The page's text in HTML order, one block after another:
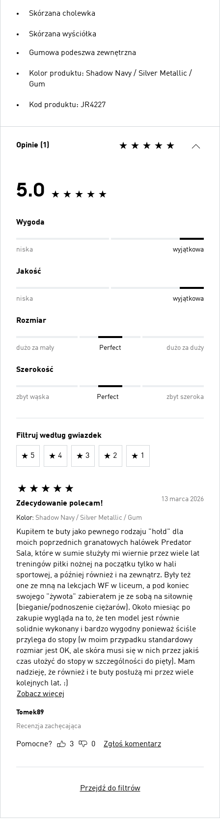
Skórzana cholewka
Skórzana wyściółka
Gumowa podeszwa zewnętrzna
Kolor produktu: Shadow Navy / Silver Metallic /
Gum
Kod produktu: JR4227
Opinie (1)
5.0
Wygoda
niska wyjątkowa
Jakość
niska wyjątkowa
Rozmiar
dużo za mały Perfect dużo za duży
Szerokość
zbyt wąska Perfect zbyt szeroka
Filtruj według gwiazdek
5 4 3 2 1
13 marca 2026
Zdecydowanie polecam!
Kolor: Shadow Navy / Silver Metallic / Gum
Kupiłem te buty jako pewnego rodzaju "hołd" dla
moich poprzednich granatowych halówek Predator
Sala, które w sumie służyły mi wiernie przez wiele lat
treningów piłki nożnej na początku tylko w hali
sportowej, a później również i na zewnątrz. Były też
one ze mną na lekcjach WF w liceum, a pod koniec
swojego "żywota" zabierałem je ze sobą na siłownię
(bieganie/podnoszenie ciężarów). Około miesiąc po
zakupie wygląda na to, że ten model jest równie
solidnie wykonany i bardzo wygodny ponieważ ściśle
przylega do stopy (w moim przypadku standardowy
rozmiar jest OK, ale skóra musi się w nich przez jakiś
czas ułożyć do stopy w szczególności do pięty). Mam
nadzieję, że również i te buty posłużą mi przez wiele
kolejnych lat. :)
Zobacz więcej
Tomek89
Recenzja zachęcająca
Pomocne? 3 0 Zgłoś komentarz
Przejdź do filtrów